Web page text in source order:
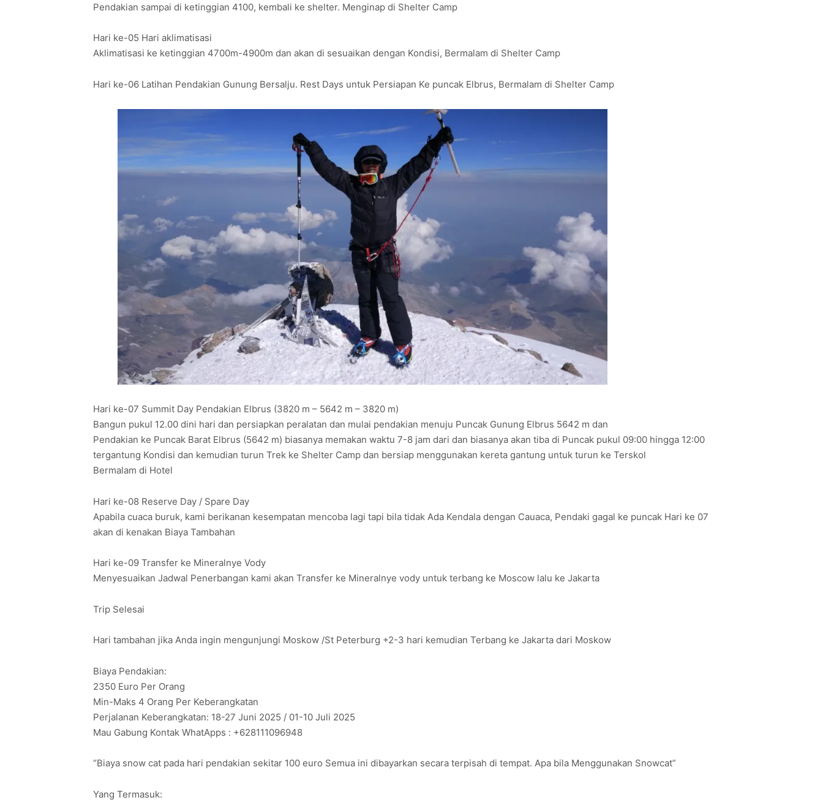
Pendakian sampai di ketinggian 4100, kembali ke shelter. Menginap di Shelter Camp
Hari ke-05 Hari aklimatisasi
Aklimatisasi ke ketinggian 4700m-4900m dan akan di sesuaikan dengan Kondisi, Bermalam di Shelter Camp
Hari ke-06 Latihan Pendakian Gunung Bersalju. Rest Days untuk Persiapan Ke puncak Elbrus, Bermalam di Shelter Camp
Hari ke-07 Summit Day Pendakian Elbrus (3820 m – 5642 m – 3820 m)
Bangun pukul 12.00 dini hari dan persiapkan peralatan dan mulai pendakian menuju Puncak Gunung Elbrus 5642 m dan
Pendakian ke Puncak Barat Elbrus (5642 m) biasanya memakan waktu 7-8 jam dari dan biasanya akan tiba di Puncak pukul 09:00 hingga 12:00
tergantung Kondisi dan kemudian turun Trek ke Shelter Camp dan bersiap menggunakan kereta gantung untuk turun ke Terskol
Bermalam di Hotel
Hari ke-08 Reserve Day / Spare Day
Apabila cuaca buruk, kami berikanan kesempatan mencoba lagi tapi bila tidak Ada Kendala dengan Cauaca, Pendaki gagal ke puncak Hari ke 07
akan di kenakan Biaya Tambahan
Hari ke-09 Transfer ke Mineralnye Vody
Menyesuaikan Jadwal Penerbangan kami akan Transfer ke Mineralnye vody untuk terbang ke Moscow lalu ke Jakarta
Trip Selesai
Hari tambahan jika Anda ingin mengunjungi Moskow /St Peterburg +2-3 hari kemudian Terbang ke Jakarta dari Moskow
Biaya Pendakian:
2350 Euro Per Orang
Min-Maks 4 Orang Per Keberangkatan
Perjalanan Keberangkatan: 18-27 Juni 2025 / 01-10 Juli 2025
Mau Gabung Kontak WhatApps : +628111096948
“Biaya snow cat pada hari pendakian sekitar 100 euro Semua ini dibayarkan secara terpisah di tempat. Apa bila Menggunakan Snowcat”
Yang Termasuk: